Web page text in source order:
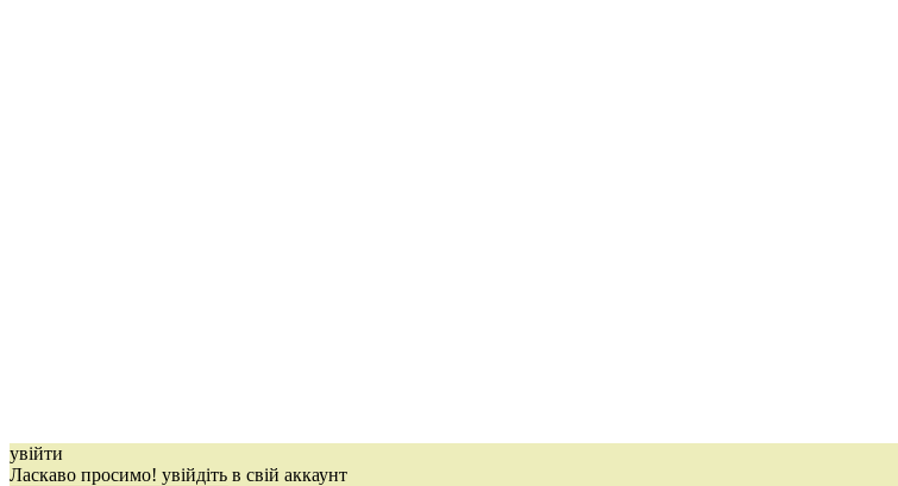
увійти
Ласкаво просимо! увійдіть в свій аккаунт